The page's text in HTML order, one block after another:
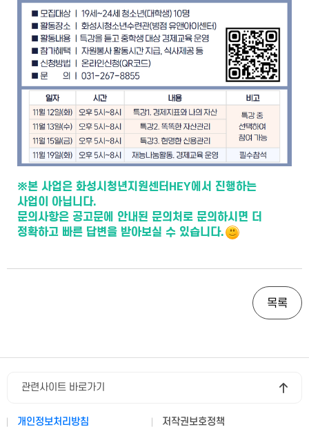
※본 사업은 화성시청년지원센터HEY에서 진행하는
사업이 아닙니다.
문의사항은 공고문에 안내된 문의처로 문의하시면 더
정확하고 빠른 답변을 받아보실 수 있습니다.
목록
개인정보처리방침 저작권보호정책
관련사이트 바로가기